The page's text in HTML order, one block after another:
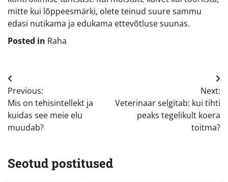
mitte kui lõppeesmärki, olete teinud suure sammu
edasi nutikama ja edukama ettevõtluse suunas.
Posted in Raha
Navigeerimine
Previous:
Mis on tehisintellekt ja
kuidas see meie elu
muudab?
Next:
Veterinaar selgitab: kui tihti
peaks tegelikult koera
toitma?
Seotud postitused